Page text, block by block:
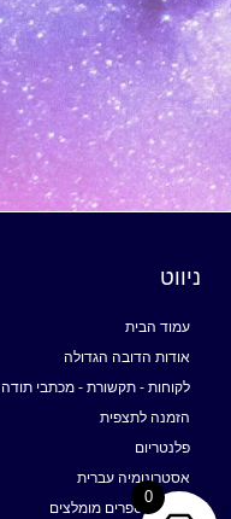
ניווט
עמוד הבית
אודות הדובה הגדולה
לקוחות - תקשורת - מכתבי תודה
הזמנה לתצפית
פלנטריום
אסטרונומיה עברית
אתרים וספרים מומלצים
0